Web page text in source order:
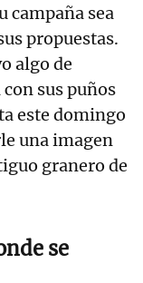
campaña sea
propuestas.
algo de
sus puños
este domingo
una imagen
granero de
se